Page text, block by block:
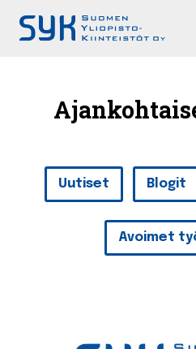
Uutiset Blogit
Avoimet